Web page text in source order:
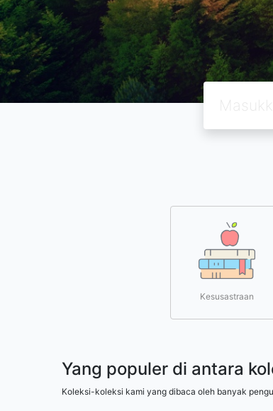
Kesusastraan
Yang populer di antara
Koleksi-koleksi kami yang dibaca oleh banyak